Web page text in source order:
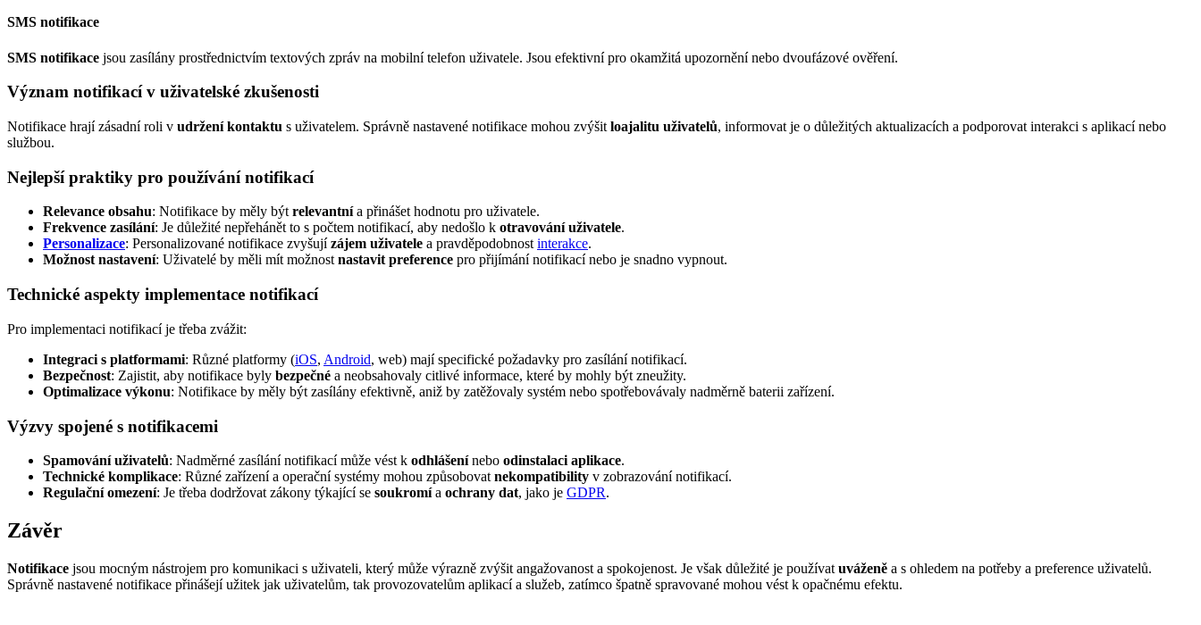
SMS notifikace
SMS notifikace jsou zasílány prostřednictvím textových zpráv na mobilní telefon uživatele. Jsou efektivní pro okamžitá upozornění nebo dvoufázové ověření.
Význam notifikací v uživatelské zkušenosti
Notifikace hrají zásadní roli v udržení kontaktu s uživatelem. Správně nastavené notifikace mohou zvýšit loajalitu uživatelů, informovat je o důležitých aktualizacích a podporovat interakci s aplikací nebo
službou.
Nejlepší praktiky pro používání notifikací
Relevance obsahu: Notifikace by měly býtrelevantnía přinášet hodnotu pro uživatele.
Frekvence zasílání: Je důležité nepřehánět to s počtem notifikací, aby nedošlo k otravování uživatele.
Personalizace: Personalizované notifikace zvyšujízájem uživatele a pravděpodobnostinterakce.
Možnost nastavení: Uživatelé by měli mít možnostnastavit preference pro přijímání notifikací nebo je snadno vypnout.
Technické aspekty implementace notifikací
Pro implementaci notifikací je třeba zvážit:
Integraci s platformami: Různé platformy (iOS, Android, web) mají specifické požadavky pro zasílání notifikací.
Bezpečnost: Zajistit, aby notifikace byly bezpečné a neobsahovaly citlivé informace, které by mohly být zneužity.
Optimalizace výkonu: Notifikace by měly být zasílány efektivně, aniž by zatěžovaly systém nebo spotřebovávaly nadměrně baterii zařízení.
Výzvy spojené s notifikacemi
Spamování uživatelů: Nadměrné zasílání notifikací může vést k odhlášenínebo odinstalaci aplikace.
Technické komplikace: Různé zařízení a operační systémy mohou způsobovat nekompatibility v zobrazování notifikací.
Regulační omezení: Je třeba dodržovat zákony týkající se soukromía ochrany dat, jako je GDPR.
Závěr
Notifikace jsou mocným nástrojem pro komunikaci s uživateli, který může výrazně zvýšit angažovanost a spokojenost. Je však důležité je používat uváženě a s ohledem na potřeby a preference uživatelů.
Správně nastavené notifikace přinášejí užitek jak uživatelům, tak provozovatelům aplikací a služeb, zatímco špatně spravované mohou vést k opačnému efektu.